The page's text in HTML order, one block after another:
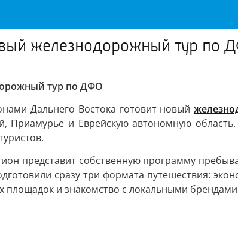
железнодорожный тур по
тур по ДФО
Дальнего Востока готовит новый
Приамурье и Еврейскую автономную
представит собственную программу
сразу три формата путешествия:
площадок и знакомство с локальными